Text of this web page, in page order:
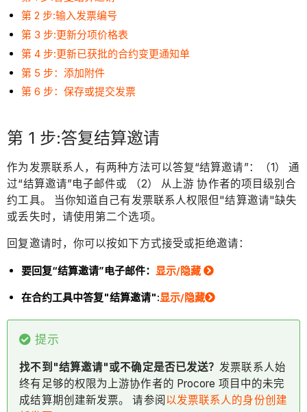
第 2 步:输入发票编号
第 3 步:更新分项价格表
第 4 步:更新已获批的合约变更通知单
第 5 步：添加附件
第 6 步：保存或提交发票
第 1 步:答复结算邀请
作为发票联系人，有两种方法可以答复“结算邀请”：（1） 通
过“结算邀请”电子邮件或 （2） 从上游 协作者的项目级别合
约工具。 当你知道自己有发票联系人权限但"结算邀请"缺失
或丢失时，请使用第二个选项。
回复邀请时，你可以按如下方式接受或拒绝邀请：
要回复“结算邀请”电子邮件：显示/隐藏
在合约工具中答复"结算邀请":显示/隐藏
提示
找不到"结算邀请"或不确定是否已发送？发票联系人始
终有足够的权限为上游协作者的 Procore 项目中的未完
成结算期创建新发票。 请参阅 以发票联系人的身份创建